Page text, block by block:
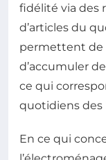
fidélité via des
d’articles du
permettent de
d’accumuler
ce qui
quotidiens des
En ce qui